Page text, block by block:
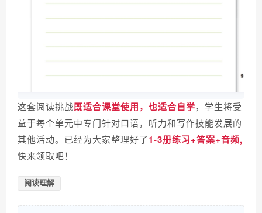
这套阅读挑战既适合课堂使用，也适合自学，学生将受
益于每个单元中专门针对口语，听力和写作技能发展的
其他活动。 已经为大家整理好了1-3册练习+答案+音频,
快来领取吧！
阅读理解